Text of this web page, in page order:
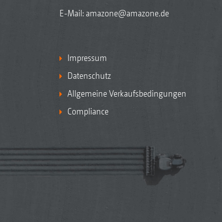
E-Mail: amazone@amazone.de
Impressum
Datenschutz
Allgemeine Verkaufsbedingungen
Compliance